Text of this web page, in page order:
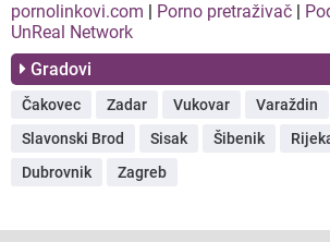
pornolinkovi.com
Porno pretraživač
UnReal Network
Gradovi
Čakovec Zadar Vukovar Varaždin
Slavonski Brod
Sisak Šibenik
Dubrovnik
Zagreb